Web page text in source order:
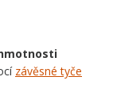
závěsné tyče